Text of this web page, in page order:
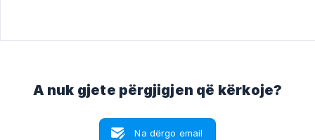
A nuk gjete përgjigjen që kërkoje?
Na dërgo email